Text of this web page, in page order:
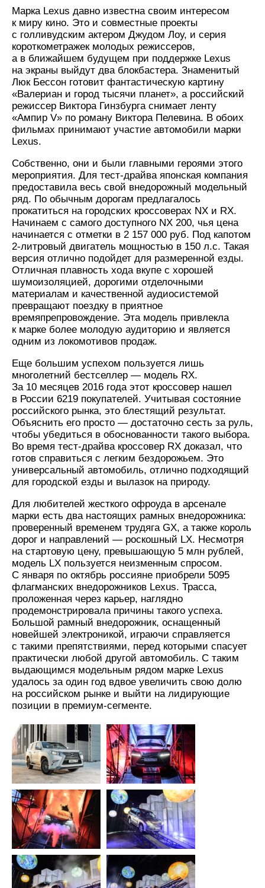
Марка Lexus давно известна своим интересом
к миру кино. Это и совместные проекты
с голливудским актером Джудом Лоу, и серия
короткометражек молодых режиссеров,
а в ближайшем будущем при поддержке Lexus
на экраны выйдут два блокбастера. Знаменитый
Люк Бессон готовит фантастическую картину
«Валериан и город тысячи планет», а российский
режиссер Виктора Гинзбурга снимает ленту
«Ампир V» по роману Виктора Пелевина. В обоих
фильмах принимают участие автомобили марки
Lexus.
Собственно, они и были главными героями этого
мероприятия. Для тест-драйва японская компания
предоставила весь свой внедорожный модельный
ряд. По обычным дорогам предлагалось
прокатиться на городских кроссоверах NX и RX.
Начинаем с самого доступного NX 200, чья цена
начинается с отметки в 2 157 000 руб. Под капотом
2-литровый двигатель мощностью в 150 л.с. Такая
версия отлично подойдет для размеренной езды.
Отличная плавность хода вкупе с хорошей
шумоизоляцией, дорогими отделочными
материалам и качественной аудиосистемой
превращают поездку в приятное
времяпрепровождение. Эта модель привлекла
к марке более молодую аудиторию и является
одним из локомотивов продаж.
Еще большим успехом пользуется лишь
многолетний бестселлер — модель RX.
За 10 месяцев 2016 года этот кроссовер нашел
в России 6219 покупателей. Учитывая состояние
российского рынка, это блестящий результат.
Объяснить его просто — достаточно сесть за руль,
чтобы убедиться в обоснованности такого выбора.
Во время тест-драйва кроссовер RX доказал, что
готов справиться с легким бездорожьем. Это
универсальный автомобиль, отлично подходящий
для городской езды и вылазок на природу.
Для любителей жесткого офроуда в арсенале
марки есть два настоящих рамных внедорожника:
проверенный временем трудяга GX, а также король
дорог и направлений — роскошный LX. Несмотря
на стартовую цену, превышающую 5 млн рублей,
модель LX пользуется неизменным спросом.
C января по октябрь россияне приобрели 5095
флагманских внедорожников Lexus. Трасса,
проложенная через карьер, наглядно
продемонстрировала причины такого успеха.
Большой рамный внедорожник, оснащенный
новейшей электроникой, играючи справляется
с такими препятствиями, перед которыми спасует
практически любой другой автомобиль. С таким
выдающимся модельным рядом марке Lexus
удалось за один год вдвое увеличить свою долю
на российском рынке и выйти на лидирующие
позиции в премиум-сегменте.